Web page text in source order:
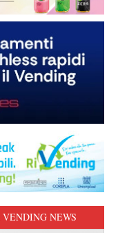
NEWS